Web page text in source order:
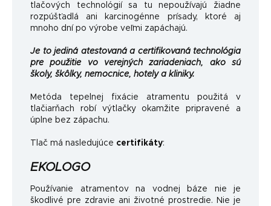
tlačových technológií sa tu nepoužívajú žiadne
rozpúšťadlá ani karcinogénne prísady, ktoré aj
mnoho dní po výrobe veľmi zapáchajú.
Je to jediná atestovaná a certifikovaná technológia
pre použitie vo verejných zariadeniach, ako sú
školy, škôlky, nemocnice, hotely a kliniky.
Metóda tepelnej fixácie atramentu použitá v
tlačiarňach robí výtlačky okamžite pripravené a
úplne bez zápachu.
Tlač má nasledujúce certifikáty:
EKOLOGO
Používanie atramentov na vodnej báze nie je
škodlivé pre zdravie ani životné prostredie. Nie je